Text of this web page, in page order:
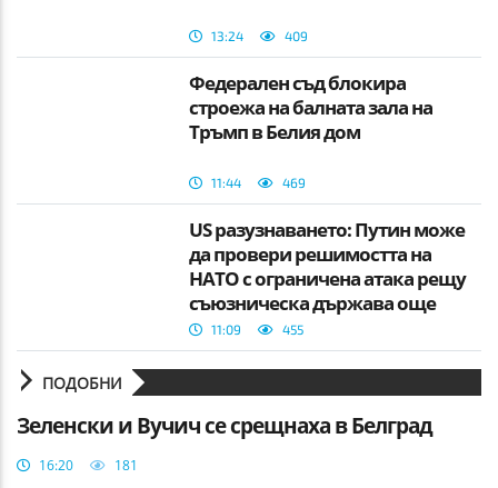
13:24 409
Федерален съд блокира
строежа на балната зала на
Тръмп в Белия дом
11:44 469
US разузнаването: Путин може
да провери решимостта на
НАТО с ограничена атака рещу
съюзническа държава още
тази есен
11:09 455
ПОДОБНИ
Зеленски и Вучич се срещнаха в Белград
16:20 181